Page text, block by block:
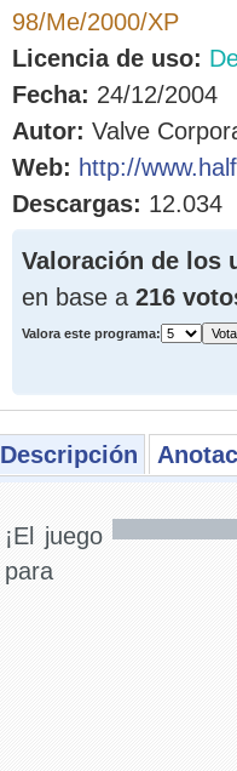
98/Me/2000/XP
Licencia de uso:
Fecha: 24/12/2004
Autor: Valve
Web: http://
Descargas: 12.034
Valoración de los
en base a 216
Valora este programa:
Descripción
¡El juego
para